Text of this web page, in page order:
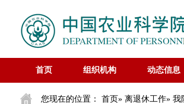
首页 组织机构 动态信息
您现在的位置： 首页» 离退休工作» 我